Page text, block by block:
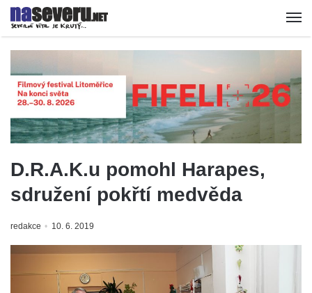
D.R.A.K.u pomohl Harapes,
sdružení pokřtí medvěda
redakce 10. 6. 2019